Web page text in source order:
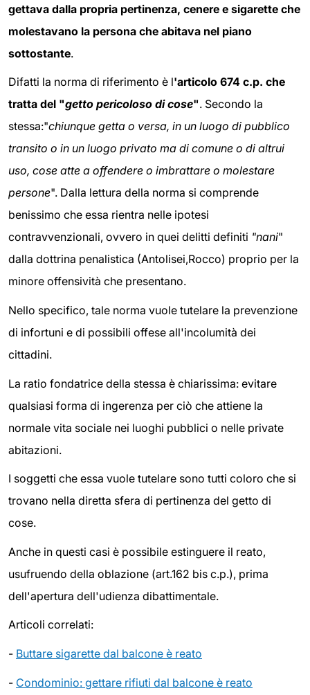
gettava dalla propria pertinenza, cenere e sigarette che
molestavano la persona che abitava nel piano
sottostante.
Difatti la norma di riferimento è l'articolo 674 c.p. che
tratta del "getto pericoloso di cose". Secondo la
stessa:"chiunque getta o versa, in un luogo di pubblico
transito o in un luogo privato ma di comune o di altrui
uso, cose atte a offendere o imbrattare o molestare
persone". Dalla lettura della norma si comprende
benissimo che essa rientra nelle ipotesi
contravvenzionali, ovvero in quei delitti definiti "nani"
dalla dottrina penalistica (Antolisei,Rocco) proprio per la
minore offensività che presentano.
Nello specifico, tale norma vuole tutelare la prevenzione
di infortuni e di possibili offese all'incolumità dei
cittadini.
La ratio fondatrice della stessa è chiarissima: evitare
qualsiasi forma di ingerenza per ciò che attiene la
normale vita sociale nei luoghi pubblici o nelle private
abitazioni.
I soggetti che essa vuole tutelare sono tutti coloro che si
trovano nella diretta sfera di pertinenza del getto di
cose.
Anche in questi casi è possibile estinguere il reato,
usufruendo della oblazione (art.162 bis c.p.), prima
dell'apertura dell'udienza dibattimentale.
Articoli correlati:
- Buttare sigarette dal balcone è reato
- Condominio: gettare rifiuti dal balcone è reato